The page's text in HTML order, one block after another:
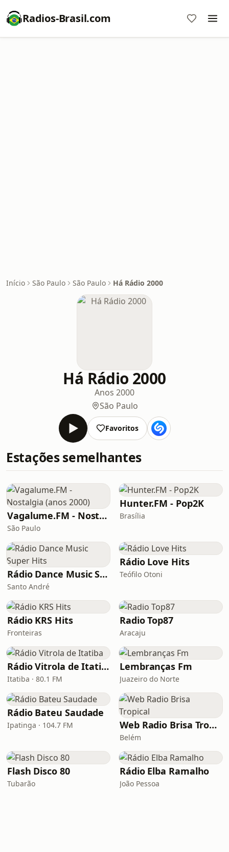
Radios-Brasil.com
Início São Paulo São Paulo Há Rádio 2000
Há Rádio 2000
Anos 2000
São Paulo
Favoritos
Estações semelhantes
Vagalume.FM - Nostalgia (anos 2000)
São Paulo
Hunter.FM - Pop2K
Brasília
Rádio Dance Music Super Hits
Santo André
Rádio Love Hits
Teófilo Otoni
Rádio KRS Hits
Fronteiras
Radio Top87
Aracaju
Rádio Vitrola de Itatiba
Itatiba · 80.1 FM
Lembranças Fm
Juazeiro do Norte
Rádio Bateu Saudade
Ipatinga · 104.7 FM Web Radio Brisa Tropical
Belém
Flash Disco 80
Tubarão
Rádio Elba Ramalho
João Pessoa